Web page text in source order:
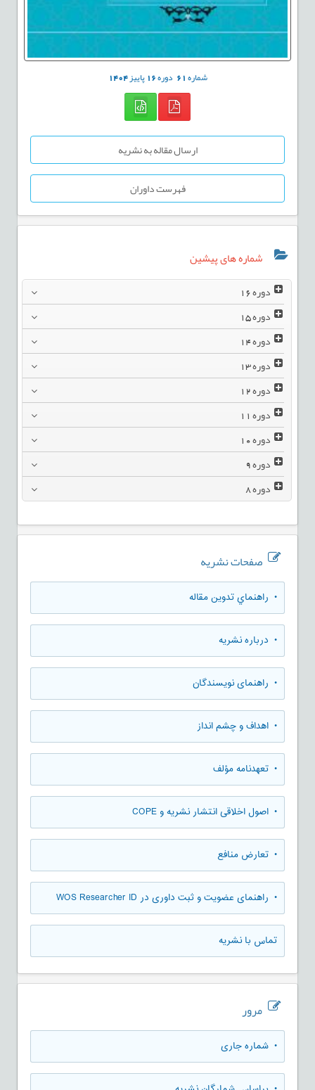
شماره61 دوره16پاییز1404
ارسال مقاله به نشریه
فهرست داوران
شماره های پیشین
دوره16
دوره15
دوره14
دوره13
دوره12
دوره11
دوره10
دوره9
دوره8
صفحات نشریه
• راهنماي تدوين مقاله
• درباره نشریه
• راهنمای نویسندگان
• اهداف و چشم انداز
• تعهدنامه مؤلف
• اصول اخلاقی انتشار نشریه و COPE
• تعارض منافع
• راهنمای عضویت و ثبت داوری در WOS Researcher ID
تماس با نشریه
مرور
• شماره جاری